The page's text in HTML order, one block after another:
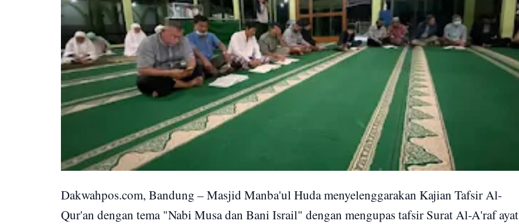
Dakwahpos.com, Bandung – Masjid Manba'ul Huda menyelenggarakan Kajian Tafsir Al-
Qur'an dengan tema "Nabi Musa dan Bani Israil" dengan mengupas tafsir Surat Al-A'raf ayat